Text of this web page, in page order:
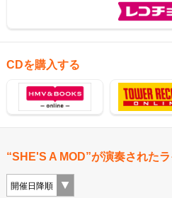
CDを購入する
“SHE'S A MOD”が演奏された